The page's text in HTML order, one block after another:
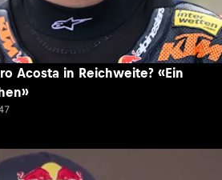
Acosta in Reichweite? «Ein